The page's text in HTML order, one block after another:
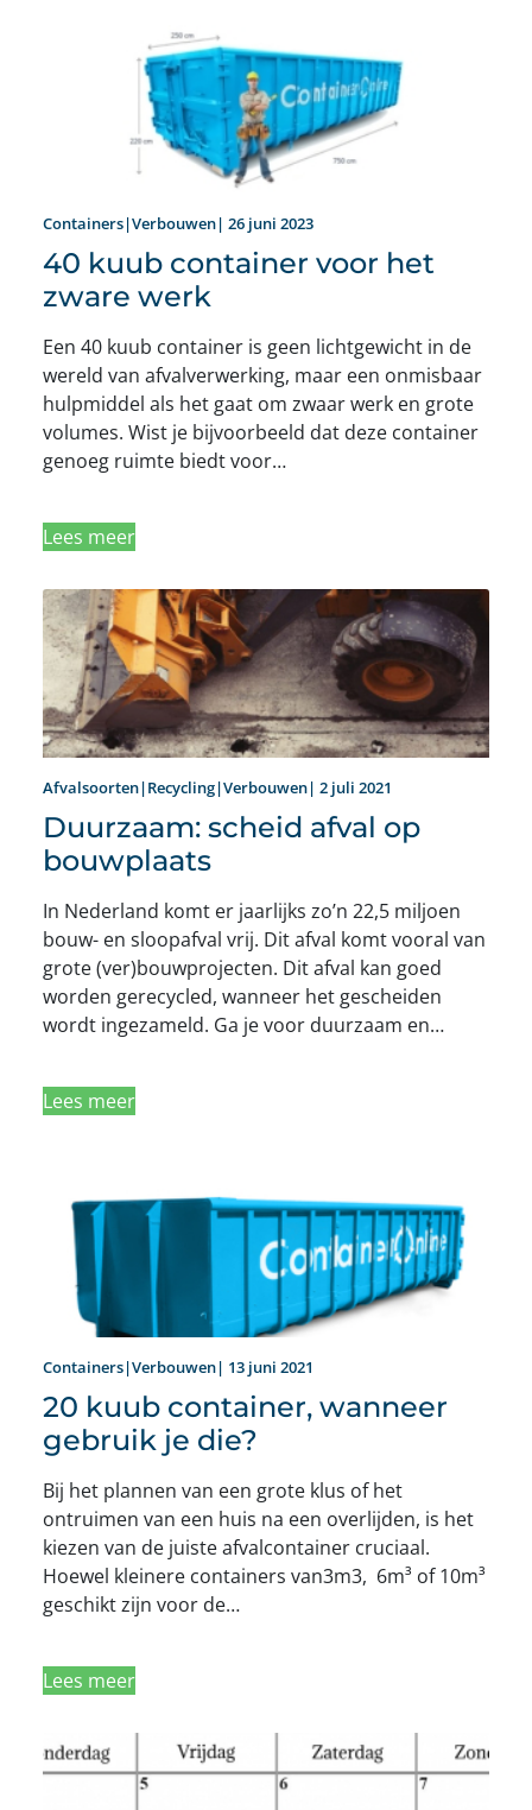
Containers|Verbouwen| 26 juni 2023
40 kuub container voor het
zware werk
Een 40 kuub container is geen lichtgewicht in de
wereld van afvalverwerking, maar een onmisbaar
hulpmiddel als het gaat om zwaar werk en grote
volumes. Wist je bijvoorbeeld dat deze container
genoeg ruimte biedt voor…
Lees meer
Afvalsoorten|Recycling|Verbouwen| 2 juli 2021
Duurzaam: scheid afval op
bouwplaats
In Nederland komt er jaarlijks zo’n 22,5 miljoen
bouw- en sloopafval vrij. Dit afval komt vooral van
grote (ver)bouwprojecten. Dit afval kan goed
worden gerecycled, wanneer het gescheiden
wordt ingezameld. Ga je voor duurzaam en…
Lees meer
Containers|Verbouwen| 13 juni 2021
20 kuub container, wanneer
gebruik je die?
Bij het plannen van een grote klus of het
ontruimen van een huis na een overlijden, is het
kiezen van de juiste afvalcontainer cruciaal.
Hoewel kleinere containers van3m3, 6m³ of 10m³
geschikt zijn voor de…
Lees meer